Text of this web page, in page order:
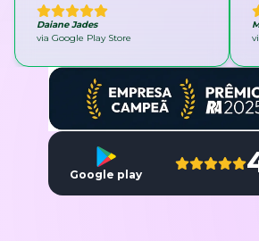
Daiane Jades
via Google Play Store
Google play